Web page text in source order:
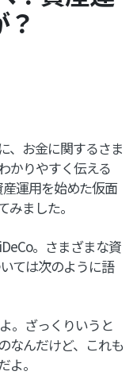
、お金に関するさま
かりやすく伝える
運用を始めた仮面
ました。
。さまざまな資
ては次のように語
。ざっくりいうと
なんだけど、これも
。